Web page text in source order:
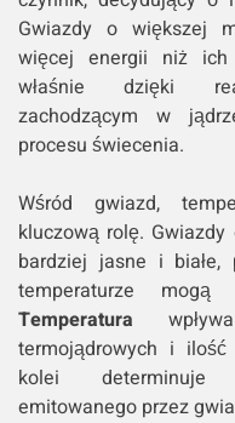
Gwiazdy o większej
więcej energii niż ich
właśnie dzięki
zachodzącym w
procesu świecenia.
Wśród gwiazd,
kluczową rolę.
bardziej jasne i
temperaturze
Temperatura
termojądrowych i
kolei determinuje
emitowanego przez